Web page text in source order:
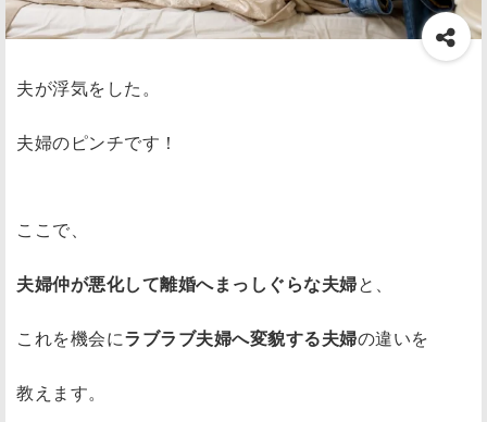
夫が浮気をした。
夫婦のピンチです！
ここで、
夫婦仲が悪化して離婚へまっしぐらな夫婦と、
これを機会にラブラブ夫婦へ変貌する夫婦の違いを
教えます。